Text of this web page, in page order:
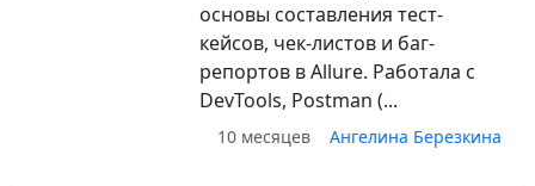
основы составления тест-
кейсов, чек-листов и баг-
репортов в Allure. Работала с
DevTools, Postman (...
10 месяцев Ангелина Березкина